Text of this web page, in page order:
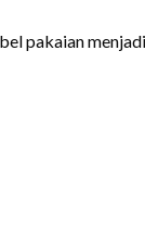
pakaian menjadi